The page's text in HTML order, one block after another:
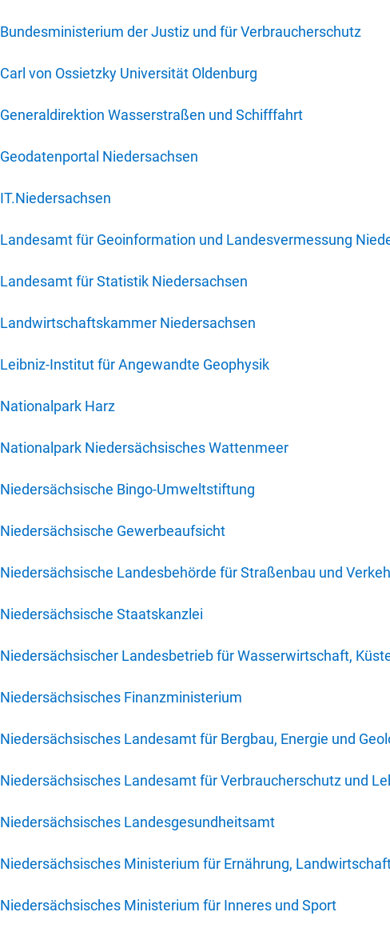
Bundesministerium der Justiz und für Verbraucherschutz
Carl von Ossietzky Universität Oldenburg
Generaldirektion Wasserstraßen und Schifffahrt
Geodatenportal Niedersachsen
IT.Niedersachsen
Landesamt für Geoinformation und Landesvermessung
Landesamt für Statistik Niedersachsen
Landwirtschaftskammer Niedersachsen
Leibniz-Institut für Angewandte Geophysik
Nationalpark Harz
Nationalpark Niedersächsisches Wattenmeer
Niedersächsische Bingo-Umweltstiftung
Niedersächsische Gewerbeaufsicht
Niedersächsische Landesbehörde für Straßenbau und
Niedersächsische Staatskanzlei
Niedersächsischer Landesbetrieb für Wasserwirtschaft,
Niedersächsisches Finanzministerium
Niedersächsisches Landesamt für Bergbau, Energie und
Niedersächsisches Landesamt für Verbraucherschutz und
Niedersächsisches Landesgesundheitsamt
Niedersächsisches Ministerium für Ernährung,
Niedersächsisches Ministerium für Inneres und Sport